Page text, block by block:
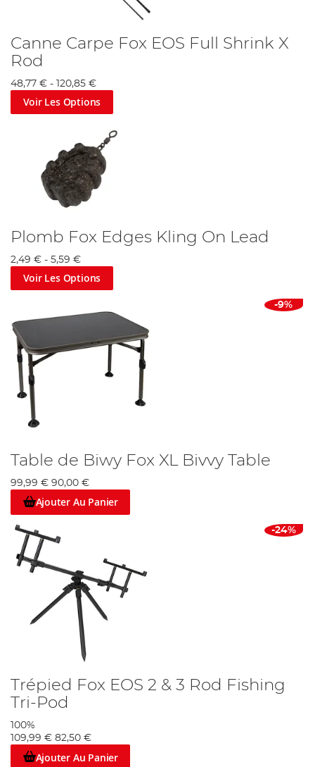
Canne Carpe Fox EOS Full Shrink X
Rod
48,77 € - 120,85 €
Voir Les Options
Plomb Fox Edges Kling On Lead
2,49 € - 5,59 €
Voir Les Options
-9%
Table de Biwy Fox XL Bivvy Table
99,99 € 90,00 €
Ajouter Au Panier
-24%
Trépied Fox EOS 2 & 3 Rod Fishing
Tri-Pod
100%
109,99 € 82,50 €
Ajouter Au Panier